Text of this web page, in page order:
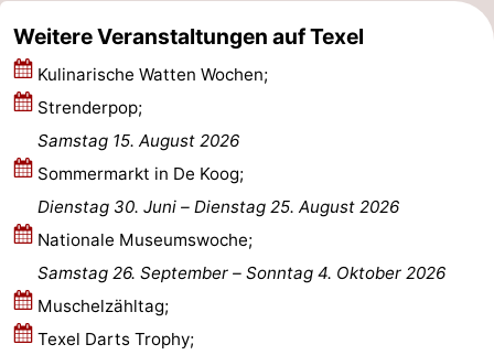
Surfen
-
Wattwandern
-
Sportangeln
Seehunden
Essen
und
trinken
Veranstaltungen
Praktisch
Weitere Veranstaltungen auf Texel
Kulinarische Watten Wochen;
Strenderpop;
Samstag 15. August 2026
Sommermarkt in De Koog;
Dienstag 30. Juni – Dienstag 25. August 2026
Nationale Museumswoche;
Samstag 26. September –
Sonntag 4. Oktober 2026
Muschelzähltag;
Texel Darts Trophy;